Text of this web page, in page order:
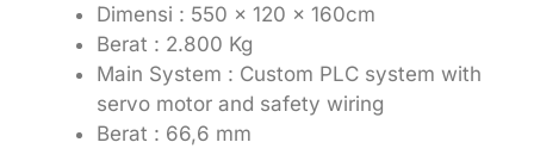
Dimensi : 550 x 120 x 160cm
Berat : 2.800 Kg
Main System : Custom PLC system with
servo motor and safety wiring
Berat : 66,6 mm